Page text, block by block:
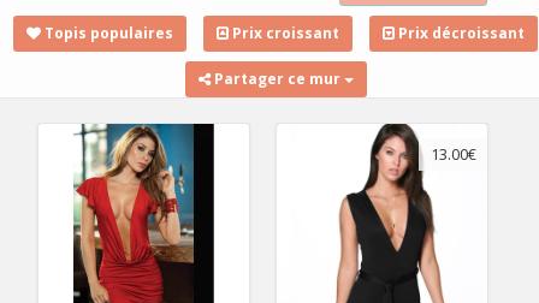
Topis populaires Prix croissant Prix décroissant
Partager ce mur
13.00€